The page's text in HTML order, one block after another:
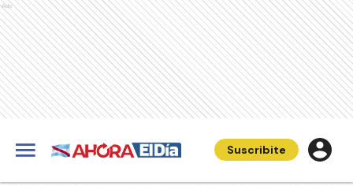
Ads
Suscribite